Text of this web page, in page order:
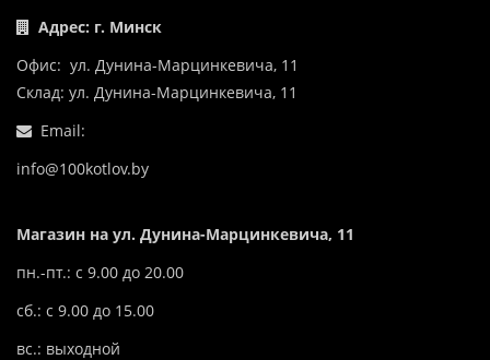
Адрес: г. Минск
Офис: ул. Дунина-Марцинкевича, 11
Склад: ул. Дунина-Марцинкевича, 11
Email:
info@100kotlov.by
Магазин на ул. Дунина-Марцинкевича, 11
пн.-пт.: с 9.00 до 20.00
сб.: с 9.00 до 15.00
вс.: выходной